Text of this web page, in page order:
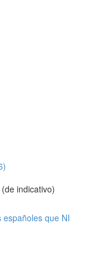
indicativo)
que NI